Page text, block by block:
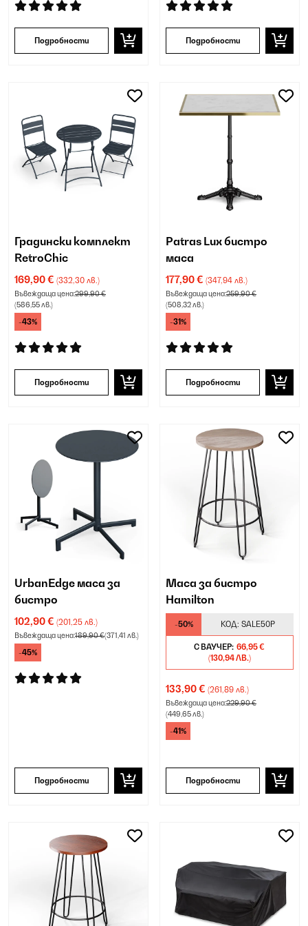
Подробности Подробности
Градински комплект
RetroChic
169,90 € (332,30 лв.)
Въвеждаща цена:299,90 €
(586,55 лв.)
-43%
Подробности
Patras Lux бистро
маса
177,90 € (347,94 лв.)
Въвеждаща цена:259,90 €
(508,32 лв.)
-31%
Подробности
UrbanEdge маса за
бистро
102,90 € (201,25 лв.)
Въвеждаща цена:189,90 €(371,41 лв.)
-45%
Подробности
Маса за бистро
Hamilton
-50% КОД: SALE50P
С ВАУЧЕР: 66,95 €
(130,94 ЛВ.)
133,90 € (261,89 лв.)
Въвеждаща цена:229,90 €
(449,65 лв.)
-41%
Подробности